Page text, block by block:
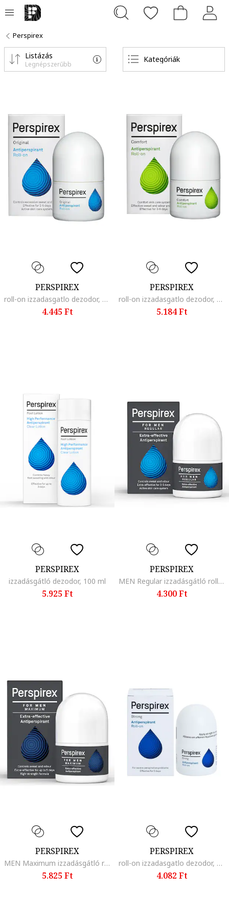
Perspirex
Kategóriák
Listázás
Legnépszerűbb
PERSPIREX
roll-on izzadasgatlo dezodor, Original
4.445 Ft
PERSPIREX
roll-on izzadasgatlo dezodor, Clean Comfort
5.184 Ft
PERSPIREX
izzadásgátló dezodor, 100 ml
5.925 Ft
PERSPIREX
MEN Regular izzadásgátló roll-on, 20 ml
4.300 Ft
PERSPIREX
MEN Maximum izzadásgátló roll-on, 20 ml
5.825 Ft
PERSPIREX
roll-on izzadasgatlo dezodor, Full Flavor
4.082 Ft